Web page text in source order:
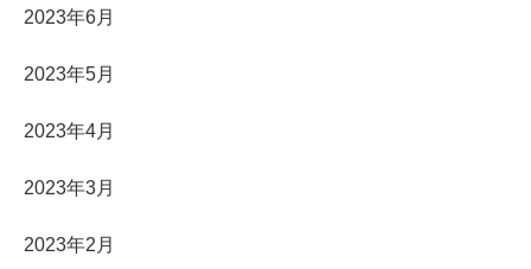
2023年6月
2023年5月
2023年4月
2023年3月
2023年2月